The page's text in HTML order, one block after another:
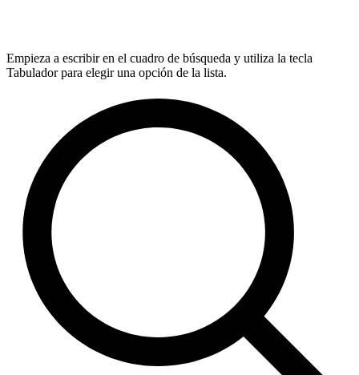
Empieza a escribir en el cuadro de búsqueda y utiliza la tecla
Tabulador para elegir una opción de la lista.